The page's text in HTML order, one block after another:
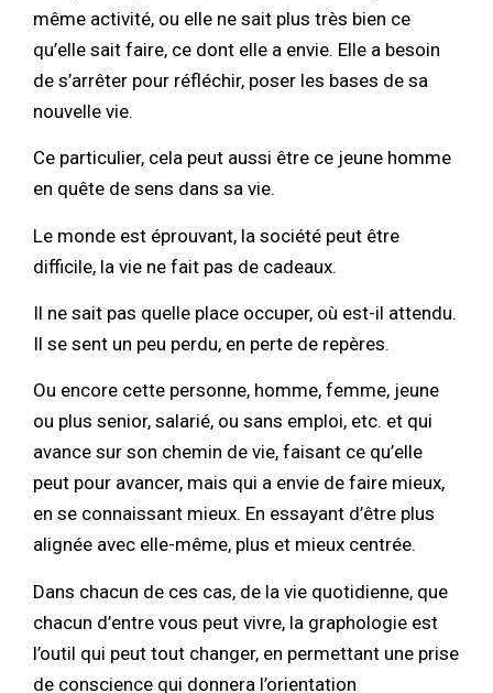
même activité, ou elle ne sait plus très bien ce
qu’elle sait faire, ce dont elle a envie. Elle a besoin
de s’arrêter pour réfléchir, poser les bases de sa
nouvelle vie.
Ce particulier, cela peut aussi être ce jeune homme
en quête de sens dans sa vie.
Le monde est éprouvant, la société peut être
difficile, la vie ne fait pas de cadeaux.
Il ne sait pas quelle place occuper, où est-il attendu.
Il se sent un peu perdu, en perte de repères.
Ou encore cette personne, homme, femme, jeune
ou plus senior, salarié, ou sans emploi, etc. et qui
avance sur son chemin de vie, faisant ce qu’elle
peut pour avancer, mais qui a envie de faire mieux,
en se connaissant mieux. En essayant d’être plus
alignée avec elle-même, plus et mieux centrée.
Dans chacun de ces cas, de la vie quotidienne, que
chacun d’entre vous peut vivre, la graphologie est
l’outil qui peut tout changer, en permettant une prise
de conscience qui donnera l’orientation